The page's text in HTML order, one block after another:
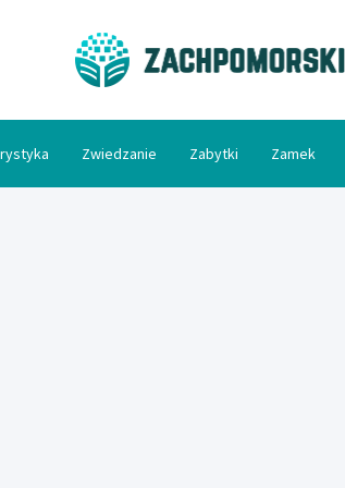
Zwiedzanie Zabytki Zamek